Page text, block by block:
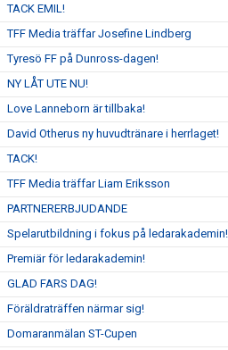
TACK EMIL!
TFF Media träffar Josefine Lindberg
Tyresö FF på Dunross-dagen!
NY LÅT UTE NU!
Love Lanneborn är tillbaka!
David Otherus ny huvudtränare i herrlaget!
TACK!
TFF Media träffar Liam Eriksson
PARTNERERBJUDANDE
Spelarutbildning i fokus på ledarakademin!
Premiär för ledarakademin!
GLAD FARS DAG!
Föräldraträffen närmar sig!
Domaranmälan ST-Cupen